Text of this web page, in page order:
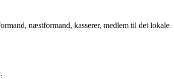
næstformand, kasserer, medlem til det lokale